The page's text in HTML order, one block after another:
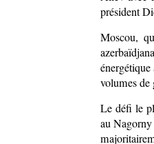
président
Moscou,
volumes
Le défi le
au